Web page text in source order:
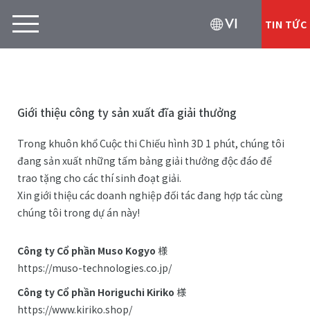
VI TIN TỨC
Giới thiệu công ty sản xuất đĩa giải thưởng
Trong khuôn khổ Cuộc thi Chiếu hình 3D 1 phút, chúng tôi
đang sản xuất những tấm bảng giải thưởng độc đáo để
trao tặng cho các thí sinh đoạt giải.
Xin giới thiệu các doanh nghiệp đối tác đang hợp tác cùng
chúng tôi trong dự án này!
Công ty Cổ phần Muso Kogyo 様
https://muso-technologies.co.jp/
Công ty Cổ phần Horiguchi Kiriko 様
https://www.kiriko.shop/